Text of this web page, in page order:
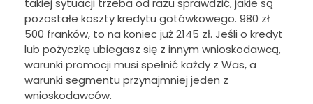
takiej sytuacji trzeba od razu sprawdzić, jakie są
pozostałe koszty kredytu gotówkowego. 980 zł
500 franków, to na koniec już 2145 zł. Jeśli o kredyt
lub pożyczkę ubiegasz się z innym wnioskodawcą,
warunki promocji musi spełnić każdy z Was, a
warunki segmentu przynajmniej jeden z
wnioskodawców.